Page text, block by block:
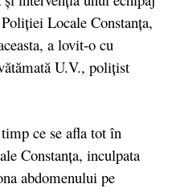
Locale Constanţa,
a lovit-o cu
U.V., poliţist
ce se afla tot în
Constanţa, inculpata
abdomenului pe